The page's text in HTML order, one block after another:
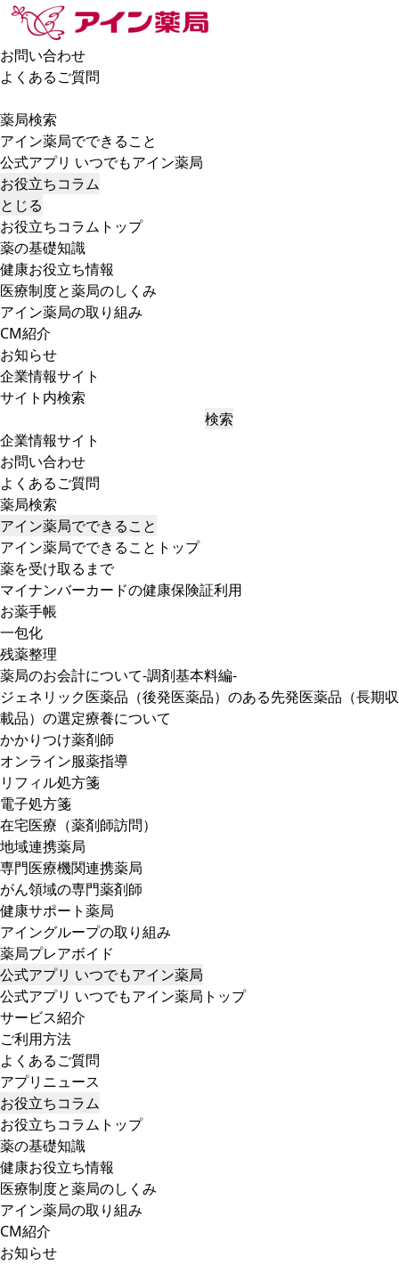
お問い合わせ
よくあるご質問
薬局検索
アイン薬局でできること
公式アプリ いつでもアイン薬局
お役立ちコラム
とじる
お役立ちコラムトップ
薬の基礎知識
健康お役立ち情報
医療制度と薬局のしくみ
アイン薬局の取り組み
CM紹介
お知らせ
企業情報サイト
サイト内検索
検索
企業情報サイト
お問い合わせ
よくあるご質問
薬局検索
アイン薬局でできること
アイン薬局でできることトップ
薬を受け取るまで
マイナンバーカードの健康保険証利用
お薬手帳
一包化
残薬整理
薬局のお会計について-調剤基本料編-
ジェネリック医薬品（後発医薬品）のある先発医薬品（長期収
載品）の選定療養について
かかりつけ薬剤師
オンライン服薬指導
リフィル処方箋
電子処方箋
在宅医療（薬剤師訪問）
地域連携薬局
専門医療機関連携薬局
がん領域の専門薬剤師
健康サポート薬局
アイングループの取り組み
薬局プレアボイド
公式アプリ いつでもアイン薬局
公式アプリ いつでもアイン薬局トップ
サービス紹介
ご利用方法
よくあるご質問
アプリニュース
お役立ちコラム
お役立ちコラムトップ
薬の基礎知識
健康お役立ち情報
医療制度と薬局のしくみ
アイン薬局の取り組み
CM紹介
お知らせ